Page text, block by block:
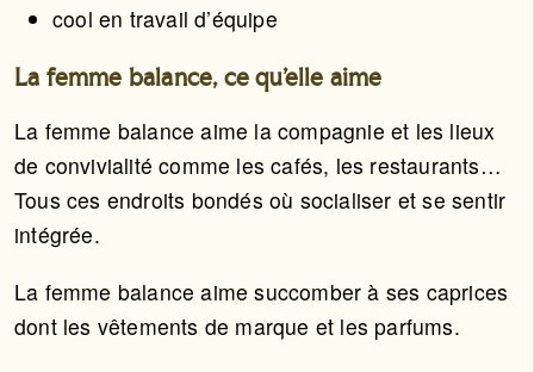
cool en travail d’équipe
La femme balance, ce qu’elle aime
La femme balance aime la compagnie et les lieux
de convivialité comme les cafés, les restaurants…
Tous ces endroits bondés où socialiser et se sentir
intégrée.
La femme balance aime succomber à ses caprices
dont les vêtements de marque et les parfums.